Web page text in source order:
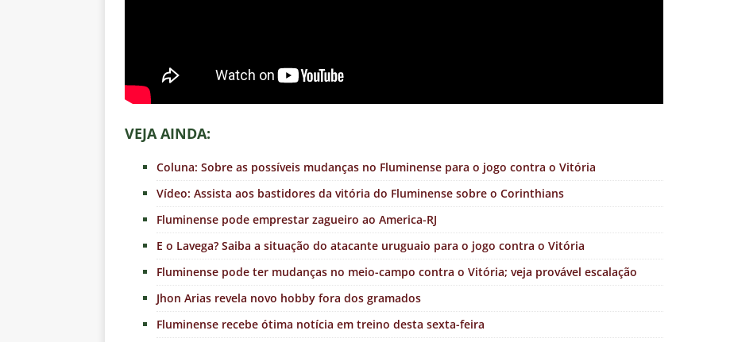
VEJA AINDA:
Coluna: Sobre as possíveis mudanças no Fluminense para o jogo contra o Vitória
Vídeo: Assista aos bastidores da vitória do Fluminense sobre o Corinthians
Fluminense pode emprestar zagueiro ao America-RJ
E o Lavega? Saiba a situação do atacante uruguaio para o jogo contra o Vitória
Fluminense pode ter mudanças no meio-campo contra o Vitória; veja provável escalação
Jhon Arias revela novo hobby fora dos gramados
Fluminense recebe ótima notícia em treino desta sexta-feira